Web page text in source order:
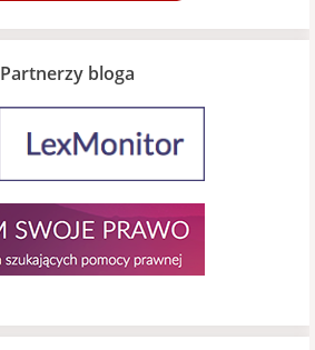
Partnerzy bloga